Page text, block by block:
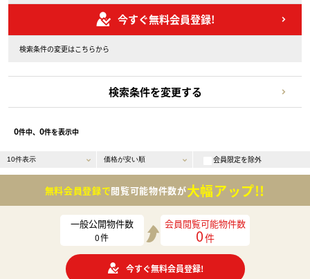
今すぐ無料会員登録!
検索条件の変更はこちらから
検索条件を変更する
0件中、 0件を表示中
会員限定を除外
無料会員登録で閲覧可能物件数が大幅アップ!!
一般公開物件数
0件
会員閲覧可能物件数
0件
今すぐ無料会員登録!